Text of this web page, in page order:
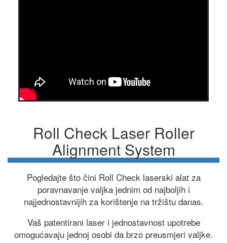
Roll Check Laser Roller
Alignment System
Pogledajte što čini Roll Check laserski alat za
poravnavanje valjka jednim od najboljih i
najjednostavnijih za korištenje na tržištu danas.
Vaš patentirani laser i jednostavnost upotrebe
omogućavaju jednoj osobi da brzo preusmjeri valjke.